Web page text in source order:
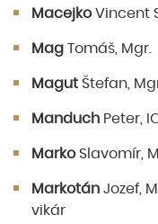
MacejkoVincent
Mag Tomáš, Mgr.
Magut Štefan,
Manduch Peter,
MarkoSlavomír,
Markotán Jozef,
vikár